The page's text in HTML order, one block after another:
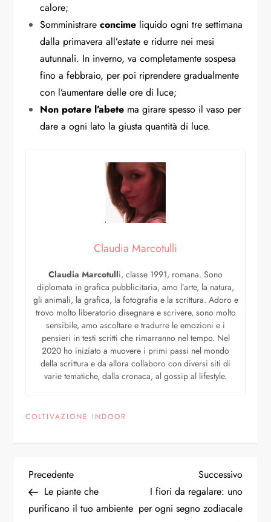
calore;
Somministrareconcime liquido ogni tre settimana
dalla primavera all’estate e ridurre nei mesi
autunnali. In inverno, va completamente sospesa
fino a febbraio, per poi riprendere gradualmente
con l’aumentare delle ore di luce;
Non potare l’abete ma girare spesso il vaso per
dare a ogni lato la giusta quantità di luce.
Claudia Marcotulli
Claudia Marcotulli, classe 1991, romana. Sono
diplomata in grafica pubblicitaria, amo l’arte, la natura,
gli animali, la grafica, la fotografia e la scrittura. Adoro e
trovo molto liberatorio disegnare e scrivere, sono molto
sensibile, amo ascoltare e tradurre le emozioni e i
pensieri in testi scritti che rimarranno nel tempo. Nel
2020 ho iniziato a muovere i primi passi nel mondo
della scrittura e da allora collaboro con diversi siti di
varie tematiche, dalla cronaca, al gossip al lifestyle.
COLTIVAZIONE INDOOR
Precedente
Le piante che
purificano il tuo ambiente
Successivo
I fiori da regalare: uno
per ogni segno zodiacale